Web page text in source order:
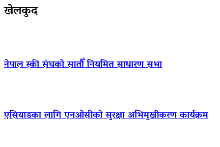
खेलकुद
नेपाल स्की संघको सातौँ नियमित साधारण सभा
एसियाडका लागि एनओसीको सुरक्षा अभिमुखीकरण कार्यक्रम